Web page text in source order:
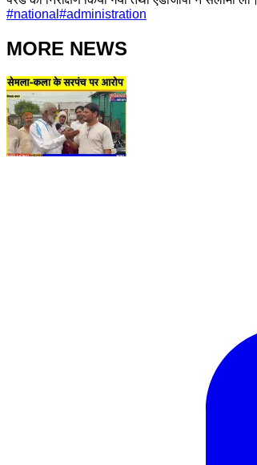
#national #administration
MORE NEWS